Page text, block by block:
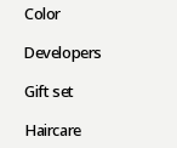
Color
Developers
Gift set
Haircare